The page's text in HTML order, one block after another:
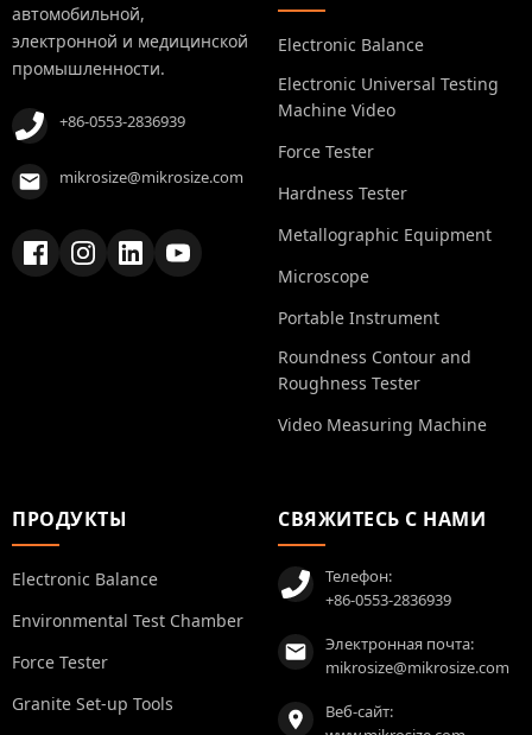
автомобильной,
электронной и медицинской
промышленности.
+86-0553-2836939
mikrosize@mikrosize.com
Electronic Balance
Electronic Universal Testing
Machine Video
Force Tester
Hardness Tester
Metallographic Equipment
Microscope
Portable Instrument
Roundness Contour and
Roughness Tester
Video Measuring Machine
ПРОДУКТЫ
Electronic Balance
Environmental Test Chamber
Force Tester
Granite Set-up Tools
СВЯЖИТЕСЬ С НАМИ
Телефон:
+86-0553-2836939
Электронная почта:
mikrosize@mikrosize.com
Веб-сайт: